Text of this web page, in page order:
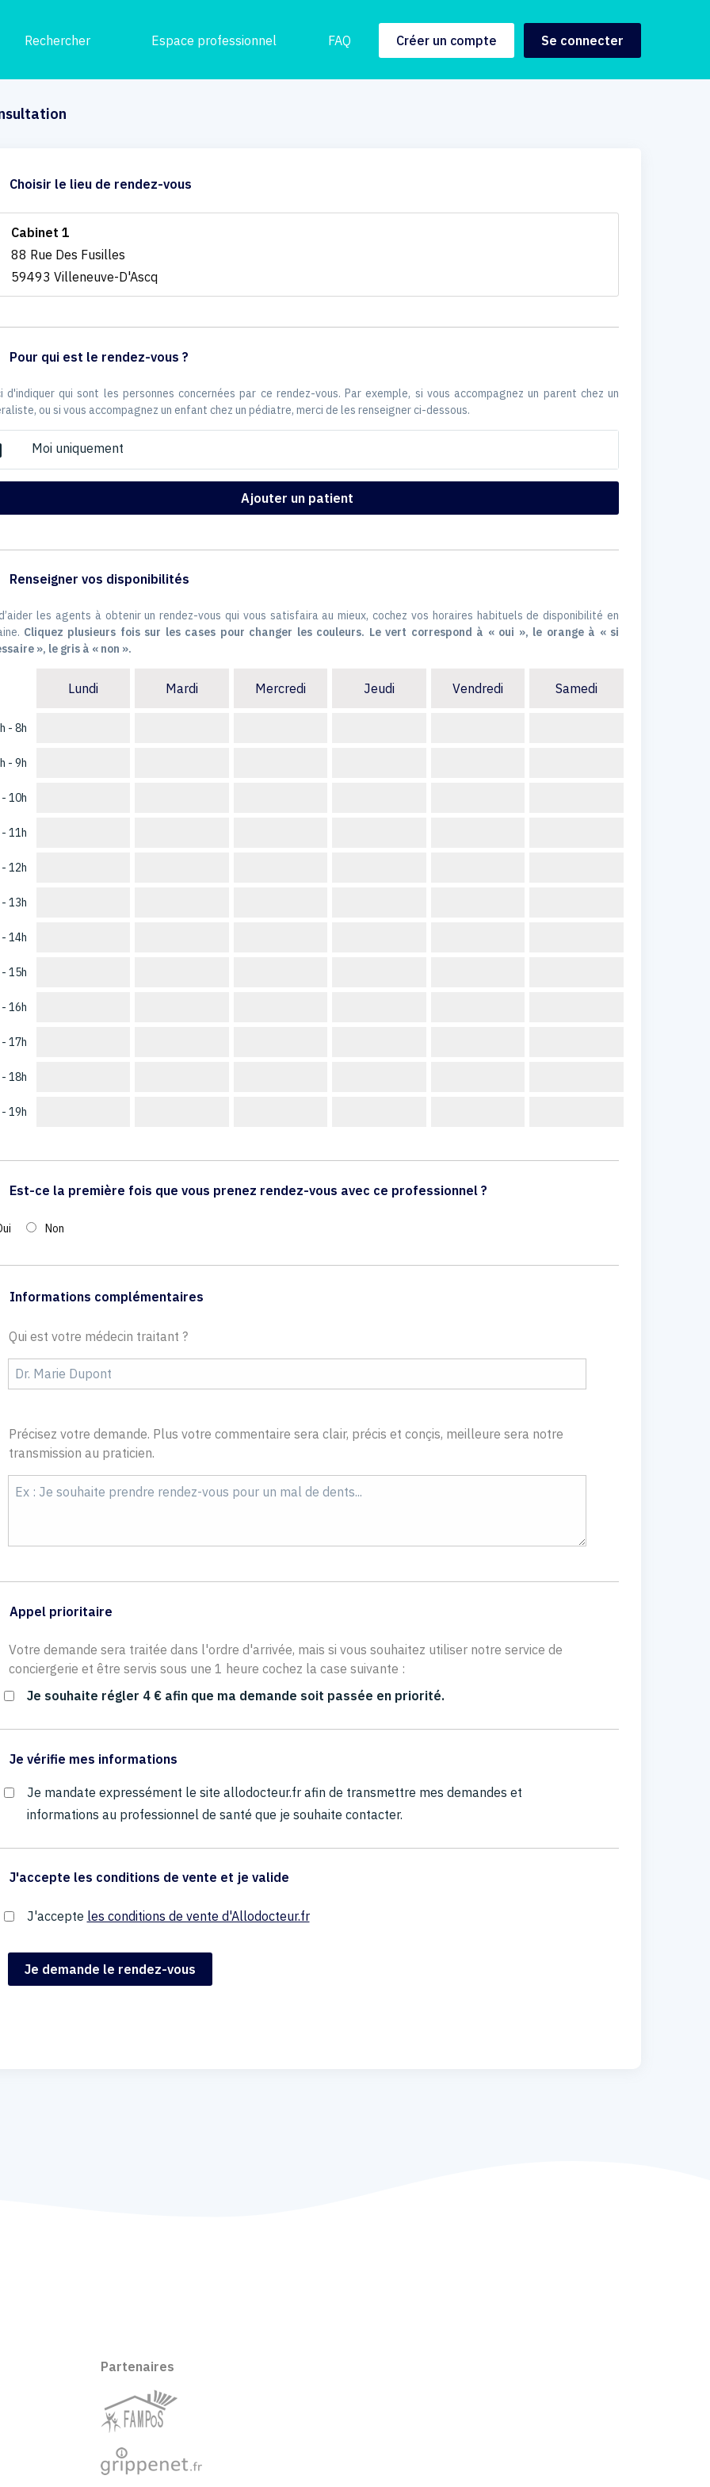
Rechercher Espace professionnel FAQ Créer un compte Se connecter
Choisir le lieu de rendez-vous
Cabinet 1
88 Rue Des Fusilles
59493 Villeneuve-D'Ascq
Pour qui est le rendez-vous ?
d'indiquer qui sont les personnes concernées par ce rendez-vous. Par exemple, si vous accompagnez un parent chez un
ou si vous accompagnez un enfant chez un pédiatre, merci de les renseigner ci-dessous.
Moi uniquement
Ajouter un patient
Renseigner vos disponibilités
les agents à obtenir un rendez-vous qui vous satisfaira au mieux, cochez vos horaires habituels de disponibilité en
Cliquez plusieurs fois sur les cases pour changer les couleurs. Le vert correspond à « oui », le orange à « si
», le gris à « non ».
- 8h
- 9h
10h
11h
12h
13h
14h
15h
16h
17h
18h
19h
Lundi Mardi Mercredi Jeudi Vendredi Samedi
Est-ce la première fois que vous prenez rendez-vous avec ce professionnel ?
Non
Informations complémentaires
Qui est votre médecin traitant ?
Précisez votre demande. Plus votre commentaire sera clair, précis et conçis, meilleure sera notre
transmission au praticien.
Appel prioritaire
Votre demande sera traitée dans l'ordre d'arrivée, mais si vous souhaitez utiliser notre service de
conciergerie et être servis sous une 1 heure cochez la case suivante :
Je souhaite régler 4 € afin que ma demande soit passée en priorité.
Je vérifie mes informations
Je mandate expressément le site allodocteur.fr afin de transmettre mes demandes et
informations au professionnel de santé que je souhaite contacter.
J'accepte les conditions de vente et je valide
J'accepte les conditions de vente d'Allodocteur.fr
Partenaires